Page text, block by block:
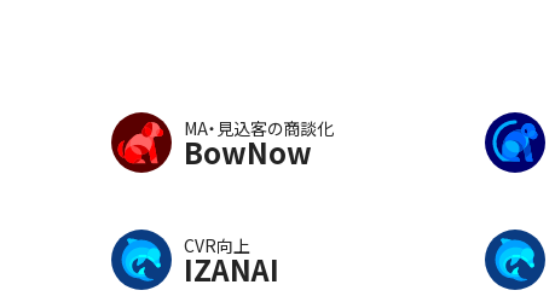
MA・見込客の商談化
BowNow
CVR向上
IZANAI